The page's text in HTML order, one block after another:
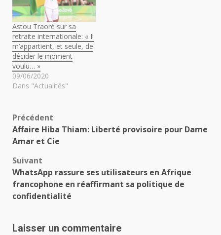
Astou Traoré sur sa
retraite internationale: « Il
m’appartient, et seule, de
décider le moment
voulu… »
09/06/2020
Dans "Actualités"
Navigation
d’article
Précédent
Affaire Hiba Thiam: Liberté provisoire pour Dame
Amar et Cie
Suivant
WhatsApp rassure ses utilisateurs en Afrique
francophone en réaffirmant sa politique de
confidentialité
Laisser un commentaire